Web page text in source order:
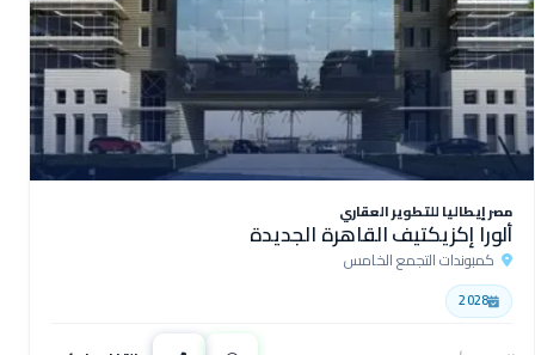
مصر إيطاليا للتطوير العقاري
ألورا إكزيكتيف القاهرة الجديدة
كمبوندات التجمع الخامس
2028